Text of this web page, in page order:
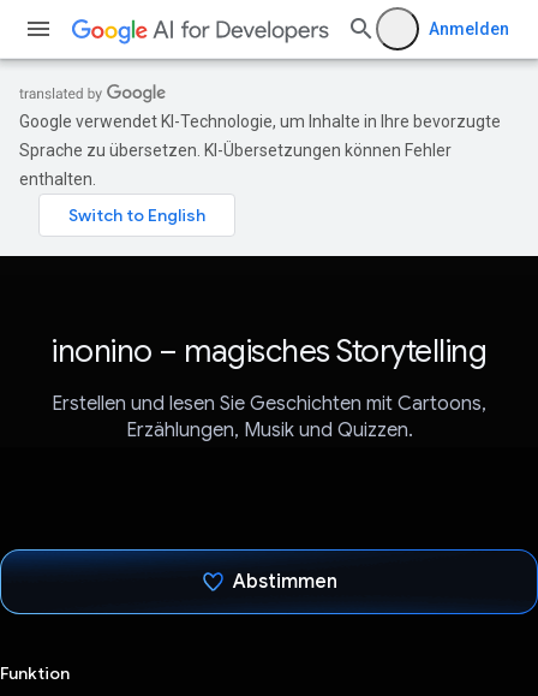
Anmelden
Google verwendet KI-Technologie, um Inhalte in Ihre bevorzugte
Sprache zu übersetzen. KI-Übersetzungen können Fehler
enthalten.
inonino – magisches Storytelling
Erstellen und lesen Sie Geschichten mit Cartoons,
Erzählungen, Musik und Quizzen.
Abstimmen
Funktion